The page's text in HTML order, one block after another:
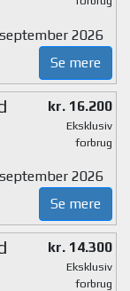
2026
Se mere
kr. 16.200
Eksklusiv
forbrug
2026
Se mere
kr. 14.300
Eksklusiv
forbrug